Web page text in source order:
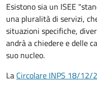
Esistono sia un ISEE
una pluralità di servizi,
situazioni specifiche,
andrà a chiedere e delle
suo nucleo.
La Circolare INPS 18/12/